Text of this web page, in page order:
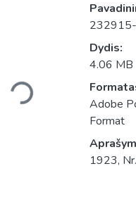
Įkeliama...
Dydis:
4.06 MB
Adobe
Format
1923,